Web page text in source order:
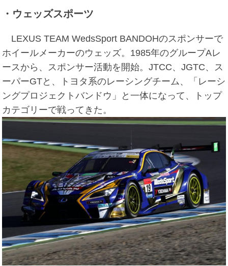
・ウェッズスポーツ
LEXUS TEAM WedsSport BANDOHのスポンサーで
ホイールメーカーのウェッズ。1985年のグループAレ
ースから、スポンサー活動を開始。JTCC、JGTC、ス
ーパーGTと、トヨタ系のレーシングチーム、「レーシ
ングプロジェクトバンドウ」と一体になって、トップ
カテゴリーで戦ってきた。